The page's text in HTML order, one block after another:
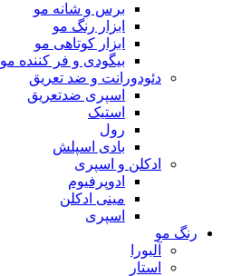
برس و شانه مو
ابزار رنگ مو
ابزار کوتاهی مو
بیگودی و فر کننده مو
دئودورانت و ضد تعریق
اسپری ضدتعریق
استیک
رول
بادی اسپلش
ادکلن و اسپری
ادوپرفیوم
مینی ادکلن
اسپری
رنگ مو
آلبورا
استار